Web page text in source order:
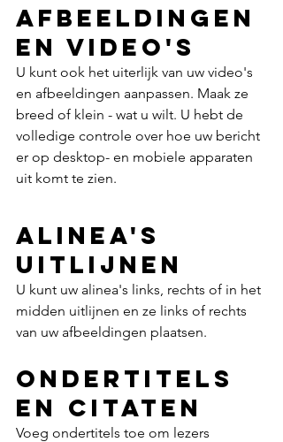
Afbeeldingen
en video's
U kunt ook het uiterlijk van uw video's
en afbeeldingen aanpassen. Maak ze
breed of klein - wat u wilt. U hebt de
volledige controle over hoe uw bericht
er op desktop- en mobiele apparaten
uit komt te zien.
Alinea's
uitlijnen
U kunt uw alinea's links, rechts of in het
midden uitlijnen en ze links of rechts
van uw afbeeldingen plaatsen.
Ondertitels
en citaten
Voeg ondertitels toe om lezers